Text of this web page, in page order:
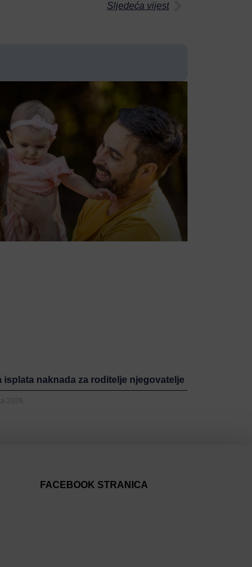
Sljedeća vijest
isplata naknada za roditelje njegovatelje
2026.
FACEBOOK STRANICA